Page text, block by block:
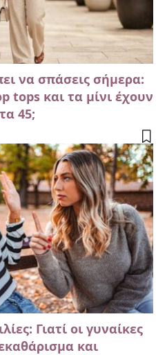
να σπάσεις σήμερα:
tops και τα μίνι έχουν
45;
Γιατί οι γυναίκες
και